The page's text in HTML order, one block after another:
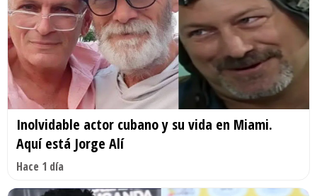
Inolvidable actor cubano y su vida en Miami.
Aquí está Jorge Alí
Hace 1 día